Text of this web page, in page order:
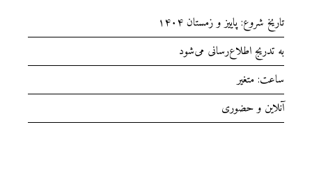
تاریخ شروع: پاییز و زمستان ۱۴۰۴
به تدریج اطلاع‌رسانی می‌شود
ساعت: متغیر
آنلاین و حضوری